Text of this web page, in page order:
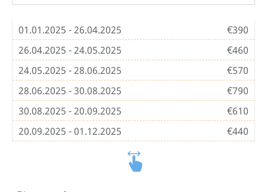
01.01.2025 - 26.04.2025
€390
26.04.2025 - 24.05.2025
€460
24.05.2025 - 28.06.2025
€570
28.06.2025 - 30.08.2025
€790
30.08.2025 - 20.09.2025
€610
20.09.2025 - 01.12.2025
€440